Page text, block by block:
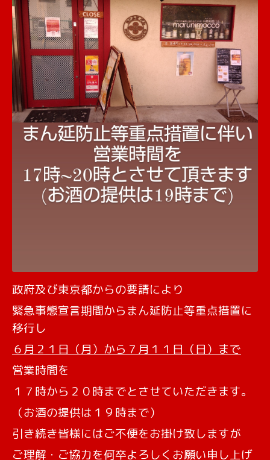
政府及び東京都からの要請により
緊急事態宣言期間からまん延防止等重点措置に
移行し
６月２１日（月）から７月１１日（日）まで
営業時間を
１７時から２０時までとさせていただきます。
（お酒の提供は１９時まで）
引き続き皆様にはご不便をお掛け致しますが
ご理解・ご協力を何卒よろしくお願い申し上げ